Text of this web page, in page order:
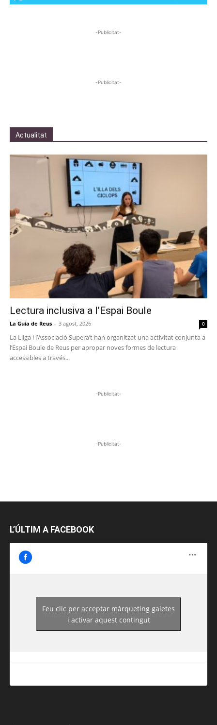
-Publicitat-
-Publicitat-
Actualitat
Lectura inclusiva a l’Espai Boule
La Guia de Reus - 3 agost, 2026 0
La Lliga i l’Associació Supera’t han organitzat una activitat conjunta a
l’Espai Boule de Reus per apropar noves formes de lectura
accessibles a través...
-Publicitat-
-Publicitat-
L’ÚLTIM A FACEBOOK
https://www.facebook.com/guiadereus/
Feu clic per acceptar màrqueting galetes
i activar aquest contingut